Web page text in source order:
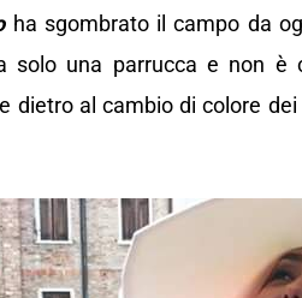
ha sgombrato il campo da
solo una parrucca e non
dietro al cambio di colore dei